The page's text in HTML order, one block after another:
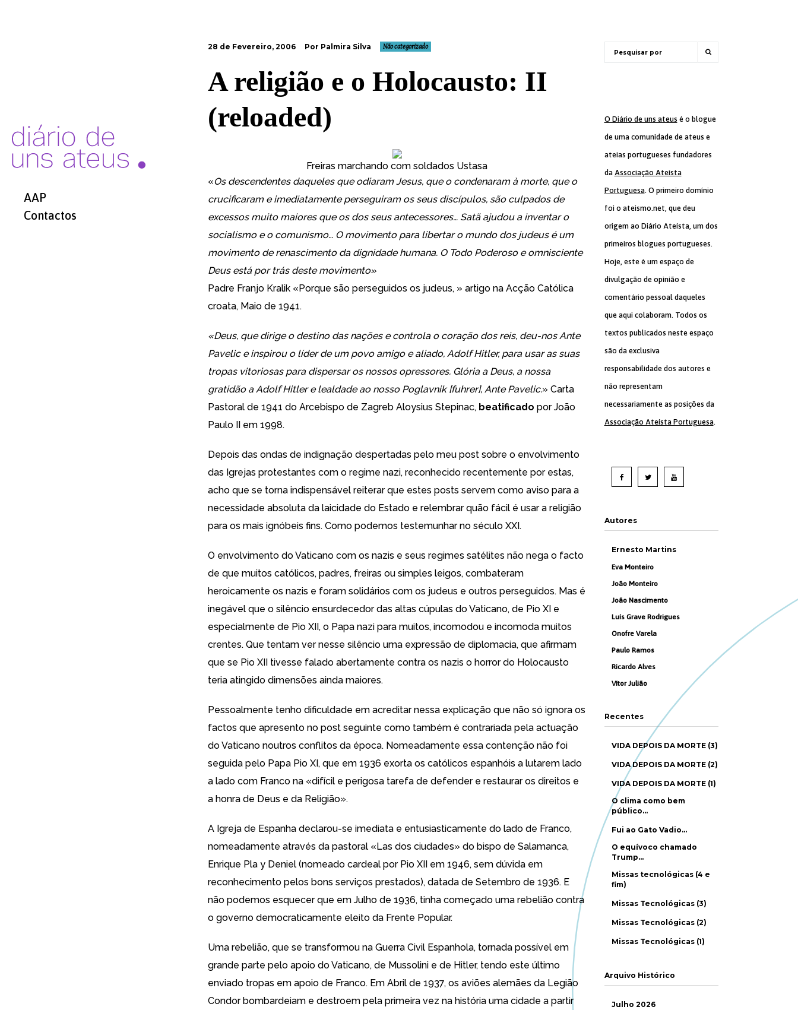
AAP
Contactos
28 de Fevereiro, 2006 Por Palmira Silva Não categorizado
A religião e o Holocausto: II
(reloaded)
Freiras marchando com soldados Ustasa
«Os descendentes daqueles que odiaram Jesus, que o condenaram à morte, que o
crucificaram e imediatamente perseguiram os seus discípulos, são culpados de
excessos muito maiores que os dos seus antecessores… Satã ajudou a inventar o
socialismo e o comunismo… O movimento para libertar o mundo dos judeus é um
movimento de renascimento da dignidade humana. O Todo Poderoso e omnisciente
Deus está por trás deste movimento»
Padre Franjo Kralik «Porque são perseguidos os judeus, » artigo na Acção Católica
croata, Maio de 1941.
«Deus, que dirige o destino das nações e controla o coração dos reis, deu-nos Ante
Pavelic e inspirou o líder de um povo amigo e aliado, Adolf Hitler, para usar as suas
tropas vitoriosas para dispersar os nossos opressores. Glória a Deus, a nossa
gratidão a Adolf Hitler e lealdade ao nosso Poglavnik [fuhrer], Ante Pavelic.» Carta
Pastoral de 1941 do Arcebispo de Zagreb Aloysius Stepinac, beatificado por João
Paulo II em 1998.
Depois das ondas de indignação despertadas pelo meu post sobre o envolvimento
das Igrejas protestantes com o regime nazi, reconhecido recentemente por estas,
acho que se torna indispensável reiterar que estes posts servem como aviso para a
necessidade absoluta da laicidade do Estado e relembrar quão fácil é usar a religião
para os mais ignóbeis fins. Como podemos testemunhar no século XXI.
O envolvimento do Vaticano com os nazis e seus regimes satélites não nega o facto
de que muitos católicos, padres, freiras ou simples leigos, combateram
heroicamente os nazis e foram solidários com os judeus e outros perseguidos. Mas é
inegável que o silêncio ensurdecedor das altas cúpulas do Vaticano, de Pio XI e
especialmente de Pio XII, o Papa nazi para muitos, incomodou e incomoda muitos
crentes. Que tentam ver nesse silêncio uma expressão de diplomacia, que afirmam
que se Pio XII tivesse falado abertamente contra os nazis o horror do Holocausto
teria atingido dimensões ainda maiores.
Pessoalmente tenho dificuldade em acreditar nessa explicação que não só ignora os
factos que apresento no post seguinte como também é contrariada pela actuação
do Vaticano noutros conflitos da época. Nomeadamente essa contenção não foi
seguida pelo Papa Pio XI, que em 1936 exorta os católicos espanhóis a lutarem lado
a lado com Franco na «difícil e perigosa tarefa de defender e restaurar os direitos e
a honra de Deus e da Religião».
A Igreja de Espanha declarou-se imediata e entusiasticamente do lado de Franco,
nomeadamente através da pastoral «Las dos ciudades» do bispo de Salamanca,
Enrique Pla y Deniel (nomeado cardeal por Pio XII em 1946, sem dúvida em
reconhecimento pelos bons serviços prestados), datada de Setembro de 1936. E
não podemos esquecer que em Julho de 1936, tinha começado uma rebelião contra
o governo democraticamente eleito da Frente Popular.
Uma rebelião, que se transformou na Guerra Civil Espanhola, tornada possível em
grande parte pelo apoio do Vaticano, de Mussolini e de Hitler, tendo este último
enviado tropas em apoio de Franco. Em Abril de 1937, os aviões alemães da Legião
Condor bombardeiam e destroem pela primeira vez na história uma cidade a partir
O Diário de uns ateus é o blogue
de uma comunidade de ateus e
ateias portugueses fundadores
da Associação Ateísta
Portuguesa. O primeiro domínio
foi o ateismo.net, que deu
origem ao Diário Ateísta, um dos
primeiros blogues portugueses.
Hoje, este é um espaço de
divulgação de opinião e
comentário pessoal daqueles
que aqui colaboram. Todos os
textos publicados neste espaço
são da exclusiva
responsabilidade dos autores e
não representam
necessariamente as posições da
Associação Ateísta Portuguesa.
Autores
Ernesto Martins
Eva Monteiro
João Monteiro
João Nascimento
Luís Grave Rodrigues
Onofre Varela
Paulo Ramos
Ricardo Alves
Vítor Julião
Recentes
VIDA DEPOIS DA MORTE (3)
VIDA DEPOIS DA MORTE (2)
VIDA DEPOIS DA MORTE (1)
O clima como bem
público…
Fui ao Gato Vadio…
O equívoco chamado
Trump…
Missas tecnológicas (4 e
fim)
Missas Tecnológicas (3)
Missas Tecnológicas (2)
Missas Tecnológicas (1)
Arquivo Histórico
Julho 2026